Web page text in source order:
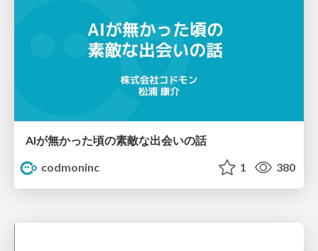
AIが無かった頃の素敵な出会いの話
codmoninc
1 380